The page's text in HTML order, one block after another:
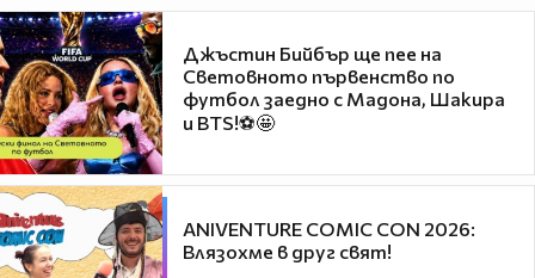
Джъстин Бийбър ще пее на
Световното първенство по
футбол заедно с Мадона, Шакира
и BTS!⚽🤩
ANIVENTURE COMIC CON 2026:
Влязохме в друг свят!